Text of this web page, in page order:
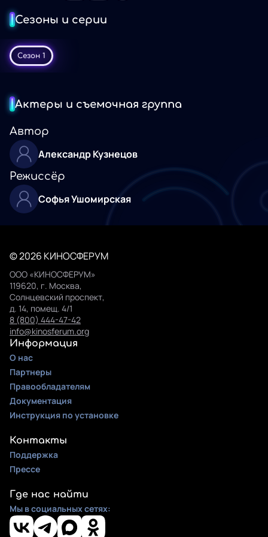
Сезоны и серии
Сезон 1
Актеры и съемочная группа
Автор
Александр Кузнецов
Режиссёр
Софья Ушомирская
© 2026 КИНОСФЕРУМ
ООО «КИНОСФЕРУМ»
119620, г. Москва,
Солнцевский проспект,
д. 14, помещ. 4/1
8 (800) 444-47-42
info@kinosferum.org
Информация
О нас
Партнеры
Правообладателям
Документация
Инструкция по установке
Контакты
Поддержка
Прессе
Где нас найти
Мы в социальных сетях: